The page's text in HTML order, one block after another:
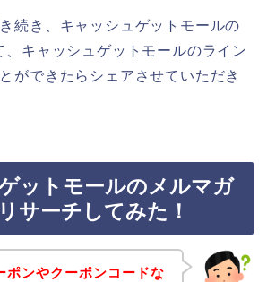
続き、キャッシュゲットモールの
、キャッシュゲットモールのライン
ができたらシェアさせていただき
ットモールのメルマガ
サーチしてみた！
ポンやクーポンコードな